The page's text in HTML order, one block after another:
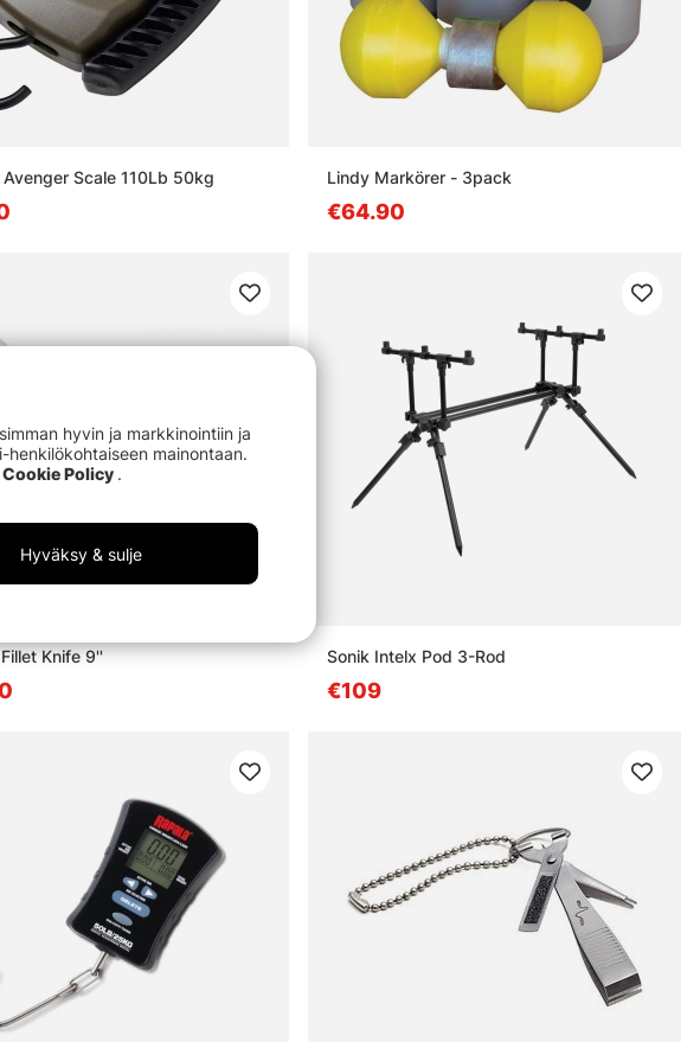
Avenger Scale 110Lb 50kg Lindy Markörer - 3pack
€64.90
Knife 9'' Sonik Intelx Pod 3-Rod
€109
hyvin ja markkinointiin ja
mainontaan.
Cookie Policy .
Hyväksy & sulje